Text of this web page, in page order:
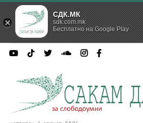
СДК.МК
sdk.com.mk
Бесплатно на Google Play